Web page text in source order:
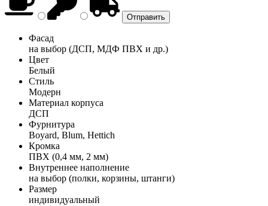
Фасад
на выбор (ДСП, МДФ ПВХ и др.)
Цвет
Белый
Стиль
Модерн
Материал корпуса
ДСП
Фурнитура
Boyard, Blum, Hettich
Кромка
ПВХ (0,4 мм, 2 мм)
Внутреннее наполнение
на выбор (полки, корзины, штанги)
Размер
индивидуальный